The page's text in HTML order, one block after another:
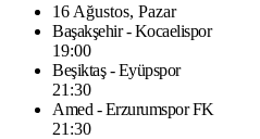
16 Ağustos, Pazar
Başakşehir - Kocaelispor
19:00
Beşiktaş - Eyüpspor
21:30
Amed - Erzurumspor FK
21:30